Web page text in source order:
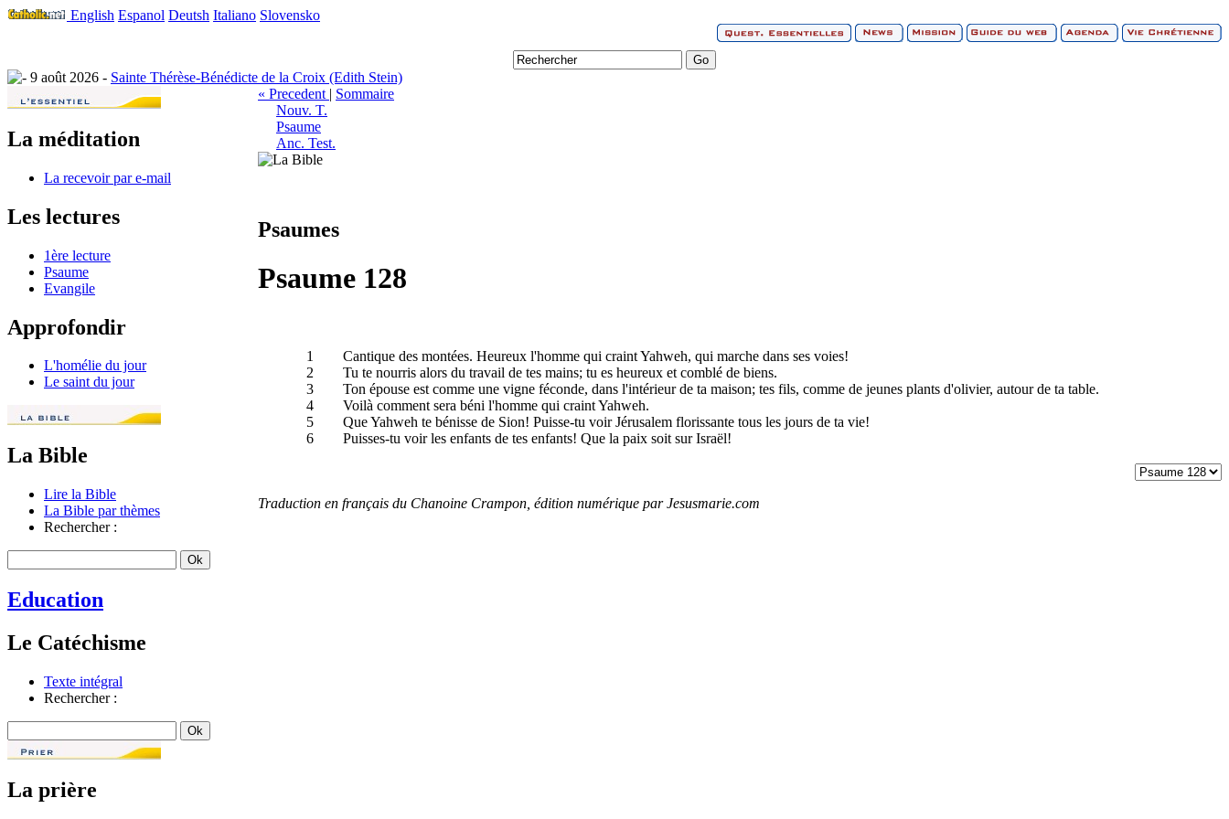
English Espanol Deutsh Italiano Slovensko
9 août 2026 - Sainte Thérèse-Bénédicte de la Croix (Edith Stein)
La méditation
La recevoir par e-mail
Les lectures
1ère lecture
Psaume
Evangile
Approfondir
L'homélie du jour
Le saint du jour
La Bible
Lire la Bible
La Bible par thèmes
Rechercher :
Education
Le Catéchisme
Texte intégral
Rechercher :
La prière
« Precedent | Sommaire
Nouv. T.
Psaume
Anc. Test.
Psaumes
Psaume 128
1
Cantique des montées. Heureux l'homme qui craint Yahweh, qui marche dans ses voies!
2
Tu te nourris alors du travail de tes mains; tu es heureux et comblé de biens.
3
Ton épouse est comme une vigne féconde, dans l'intérieur de ta maison; tes fils, comme de jeunes plants d'olivier, autour de ta table.
4
Voilà comment sera béni l'homme qui craint Yahweh.
5
Que Yahweh te bénisse de Sion! Puisse-tu voir Jérusalem florissante tous les jours de ta vie!
6
Puisses-tu voir les enfants de tes enfants! Que la paix soit sur Israël!
Traduction en français du Chanoine Crampon, édition numérique par Jesusmarie.com